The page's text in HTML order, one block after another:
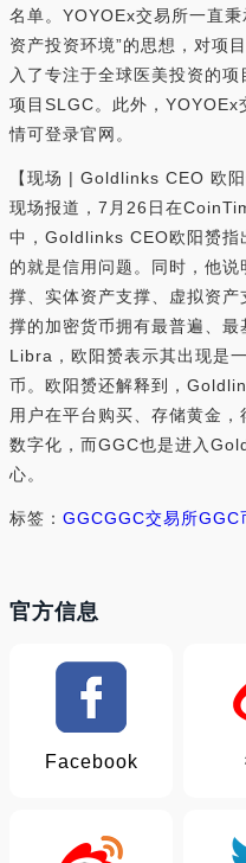
名单。YOYOEx交易所一直
资产投资环境”的思想，对项
入了专注于全球医美投资的
项目SLGC。此外，YOYOEx
情可登录官网。
【现场 | Goldlinks CEO 欧
现场报道，7月26日在
中，Goldlinks CEO欧阳赟指
的就是信用问题。同时，他
撑、实体资产支撑、虚拟资
撑的加密货币拥有最普遍、
Libra，欧阳赟表示其出现是
币。欧阳赟还解释到，
用户在平台购买、存储黄金
数字化，而GGC也是进入
心。
标签： GGCGGC交易所GGC
官方信息
Facebook